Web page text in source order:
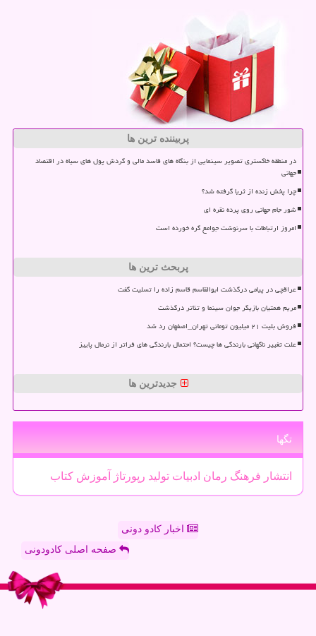
پربیننده ترین ها
در منطقه خاکستری تصویر سینمایی از بنگاه های فاسد مالی و گردش پول های سیاه در اقتصاد
جهانی
چرا پخش زنده از ثریا گرفته شد؟
شور جام جهانی روی پرده نقره ای
امروز ارتباطات با سرنوشت جوامع گره خورده است
پربحث ترین ها
عراقچی در پیامی درگذشت ابوالقاسم قاسم زاده را تسلیت گفت
مریم همتیان بازیگر جوان سینما و تئاتر درگذشت
فروش بلیت ۲۱ میلیون تومانی تهران_اصفهان رد شد
علت تغییر ناگهانی بارندگی ها چیست؟ احتمال بارندگی های فراتر از نرمال پاییز
جدیدترین ها
تگها
انتشار فرهنگ رمان ادبیات تولید رپورتاژ آموزش كتاب
اخبار کادو دونی
صفحه اصلی کادودونی